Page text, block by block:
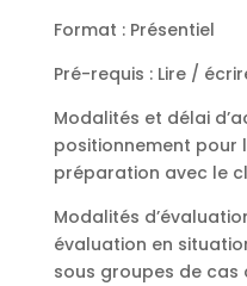
Format : Présentiel
Pré-requis : Lire /
Modalités et délai
positionnement pour
préparation avec le
Modalités
évaluation en
sous groupes de cas